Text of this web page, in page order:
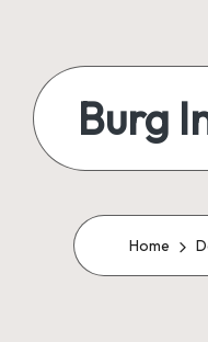
content
Burg
Festungen:
Geschichten,
Home